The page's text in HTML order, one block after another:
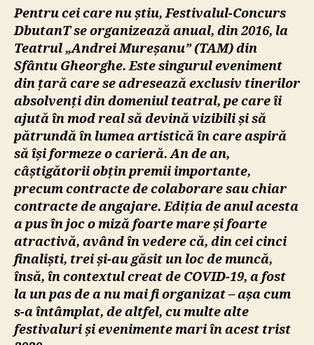
Pentru cei care nu știu, Festivalul-Concurs
DbutanT se organizează anual, din 2016, la
Teatrul „Andrei Mureșanu” (TAM) din
Sfântu Gheorghe. Este singurul eveniment
din țară care se adresează exclusiv tinerilor
absolvenți din domeniul teatral, pe care îi
ajută în mod real să devină vizibili și să
pătrundă în lumea artistică în care aspiră
să își formeze o carieră. An de an,
câștigătorii obțin premii importante,
precum contracte de colaborare sau chiar
contracte de angajare. Ediția de anul acesta
a pus în joc o miză foarte mare și foarte
atractivă, având în vedere că, din cei cinci
finaliști, trei și-au găsit un loc de muncă,
însă, în contextul creat de COVID-19, a fost
la un pas de a nu mai fi organizat – așa cum
s-a întâmplat, de altfel, cu multe alte
festivaluri și evenimente mari în acest trist